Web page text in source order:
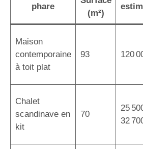
phare
(m²)
Maison
contemporaine
à toit plat
93 120
Chalet
scandinave en
kit
70
25
32